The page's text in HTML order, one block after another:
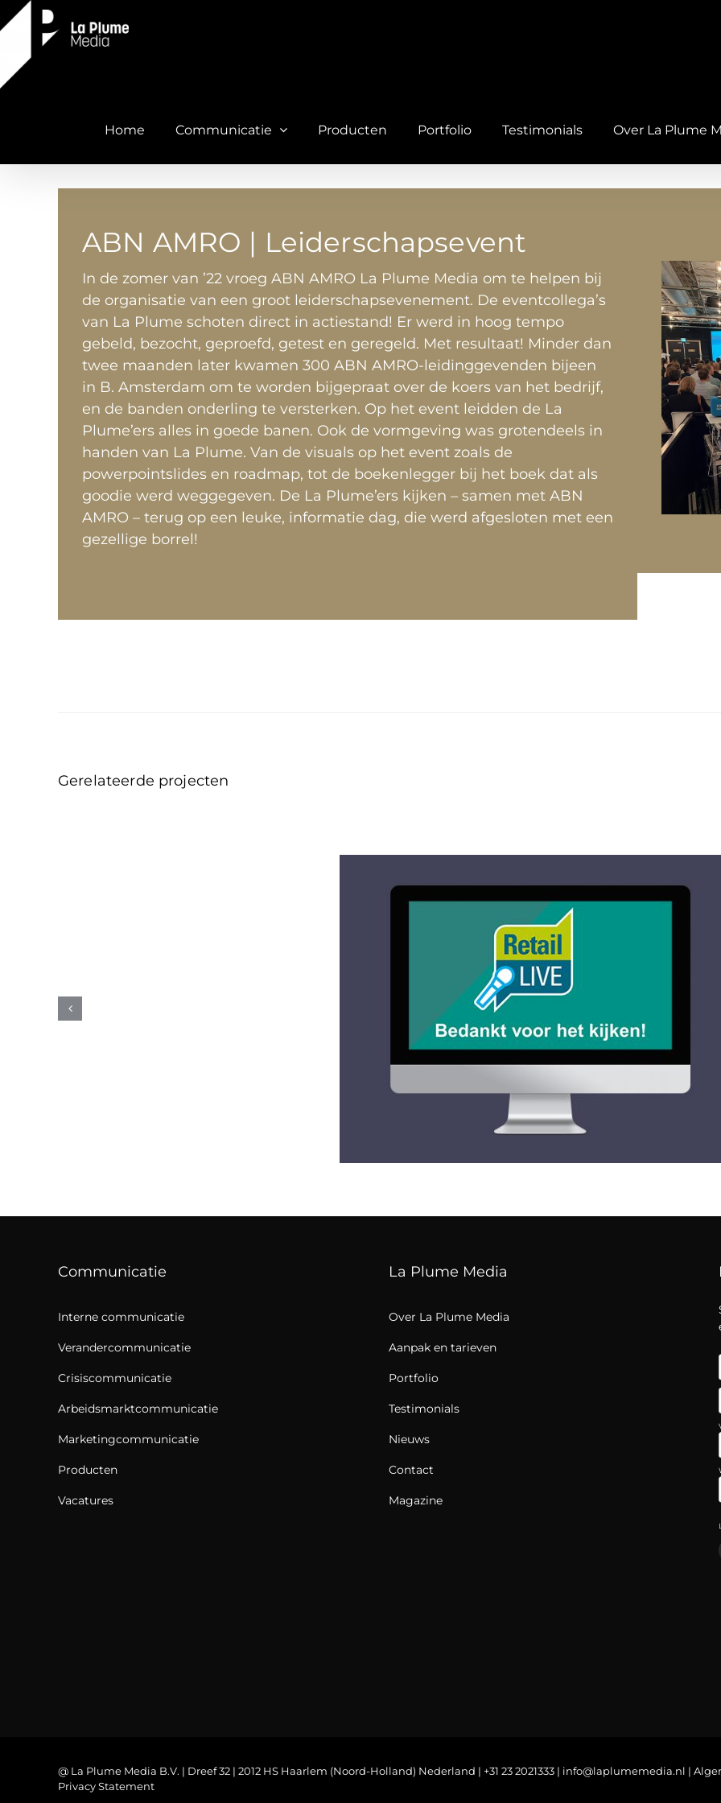
Ga
naar
inhoud
Home Communicatie Producten Portfolio Testimonials Over La Plume
ABN AMRO | Leiderschapsevent
In de zomer van ’22 vroeg ABN AMRO La Plume Media om te helpen bij
de organisatie van een groot leiderschapsevenement. De eventcollega’s
van La Plume schoten direct in actiestand! Er werd in hoog tempo
gebeld, bezocht, geproefd, getest en geregeld. Met resultaat! Minder dan
twee maanden later kwamen 300 ABN AMRO-leidinggevenden bijeen
in B. Amsterdam om te worden bijgepraat over de koers van het bedrijf,
en de banden onderling te versterken. Op het event leidden de La
Plume’ers alles in goede banen. Ook de vormgeving was grotendeels in
handen van La Plume. Van de visuals op het event zoals de
powerpointslides en roadmap, tot de boekenlegger bij het boek dat als
goodie werd weggegeven. De La Plume’ers kijken – samen met ABN
AMRO – terug op een leuke, informatie dag, die werd afgesloten met een
gezellige borrel!
Gerelateerde projecten
(wijzig: titel-
titel&tekst-mockup-
Communicatie
Interne communicatie
Verandercommunicatie
Crisiscommunicatie
Arbeidsmarktcommunicatie
Marketingcommunicatie
Producten
Vacatures
La Plume Media
Over La Plume Media
Aanpak en tarieven
Portfolio
Testimonials
Nieuws
Contact
Magazine
@ La Plume Media B.V. | Dreef 32 | 2012 HS Haarlem (Noord-Holland) Nederland | +31 23 2021333 | info@laplumemedia.nl |
Privacy Statement